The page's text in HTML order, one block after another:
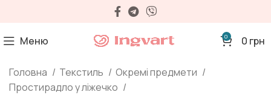
Меню 0 0 грн
Головна Текстиль
Окремі предмети
Простирадло у ліжечко